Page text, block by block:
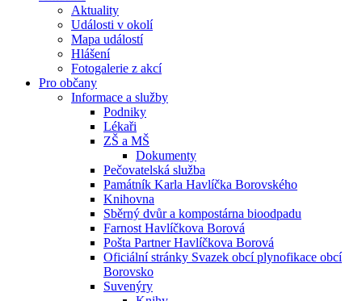
Aktuality
Události v okolí
Mapa událostí
Hlášení
Fotogalerie z akcí
Pro občany
Informace a služby
Podniky
Lékaři
ZŠ a MŠ
Dokumenty
Pečovatelská služba
Památník Karla Havlíčka Borovského
Knihovna
Sběrný dvůr a kompostárna bioodpadu
Farnost Havlíčkova Borová
Pošta Partner Havlíčkova Borová
Oficiální stránky Svazek obcí plynofikace obcí
Borovsko
Suvenýry